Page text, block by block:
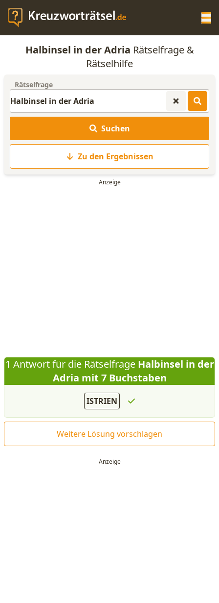
KREUZWORTRÄTSEL-HILFE
ANAGRAMM-GENERATOR
WORTLISTE
Halbinsel in der Adria Rätselfrage &
Rätselhilfe
Rätselfrage
Suchen
Zu den Ergebnissen
1 Antwort für die RätselfrageHalbinsel in der
Adria mit 7 Buchstaben
ISTRIEN
Weitere Lösung vorschlagen